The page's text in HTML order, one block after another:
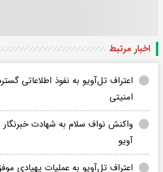
اخبار مرتبط
اعتراف تل‌آویو به نفوذ اطلاعاتی
امنیتی
واکنش نواف سلام به شهادت
آویو
اعتراف تل‌آویو به عملیات پهپادی